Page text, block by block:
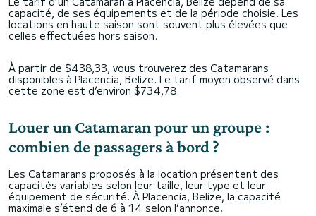
capacité, de ses équipements et de la période choisie. Les
locations en haute saison sont souvent plus élevées que
celles effectuées hors saison.
À partir de $438,33, vous trouverez des Catamarans
disponibles à Placencia, Belize. Le tarif moyen observé dans
cette zone est d’environ $734,78.
Louer un Catamaran pour un groupe :
combien de passagers à bord ?
Les Catamarans proposés à la location présentent des
capacités variables selon leur taille, leur type et leur
équipement de sécurité. À Placencia, Belize, la capacité
maximale s’étend de 6 à 14 selon l’annonce.